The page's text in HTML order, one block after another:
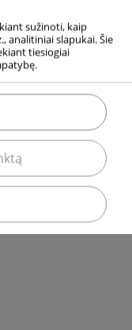
atitinkama
proceso
defektus
Skystas
zoną.
tą vietą, kur
sužinoti, kaip
analitiniai slapukai. Šie
tiesiogiai